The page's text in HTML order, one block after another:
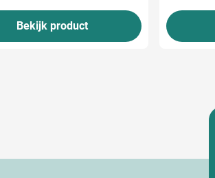
Bekijk product